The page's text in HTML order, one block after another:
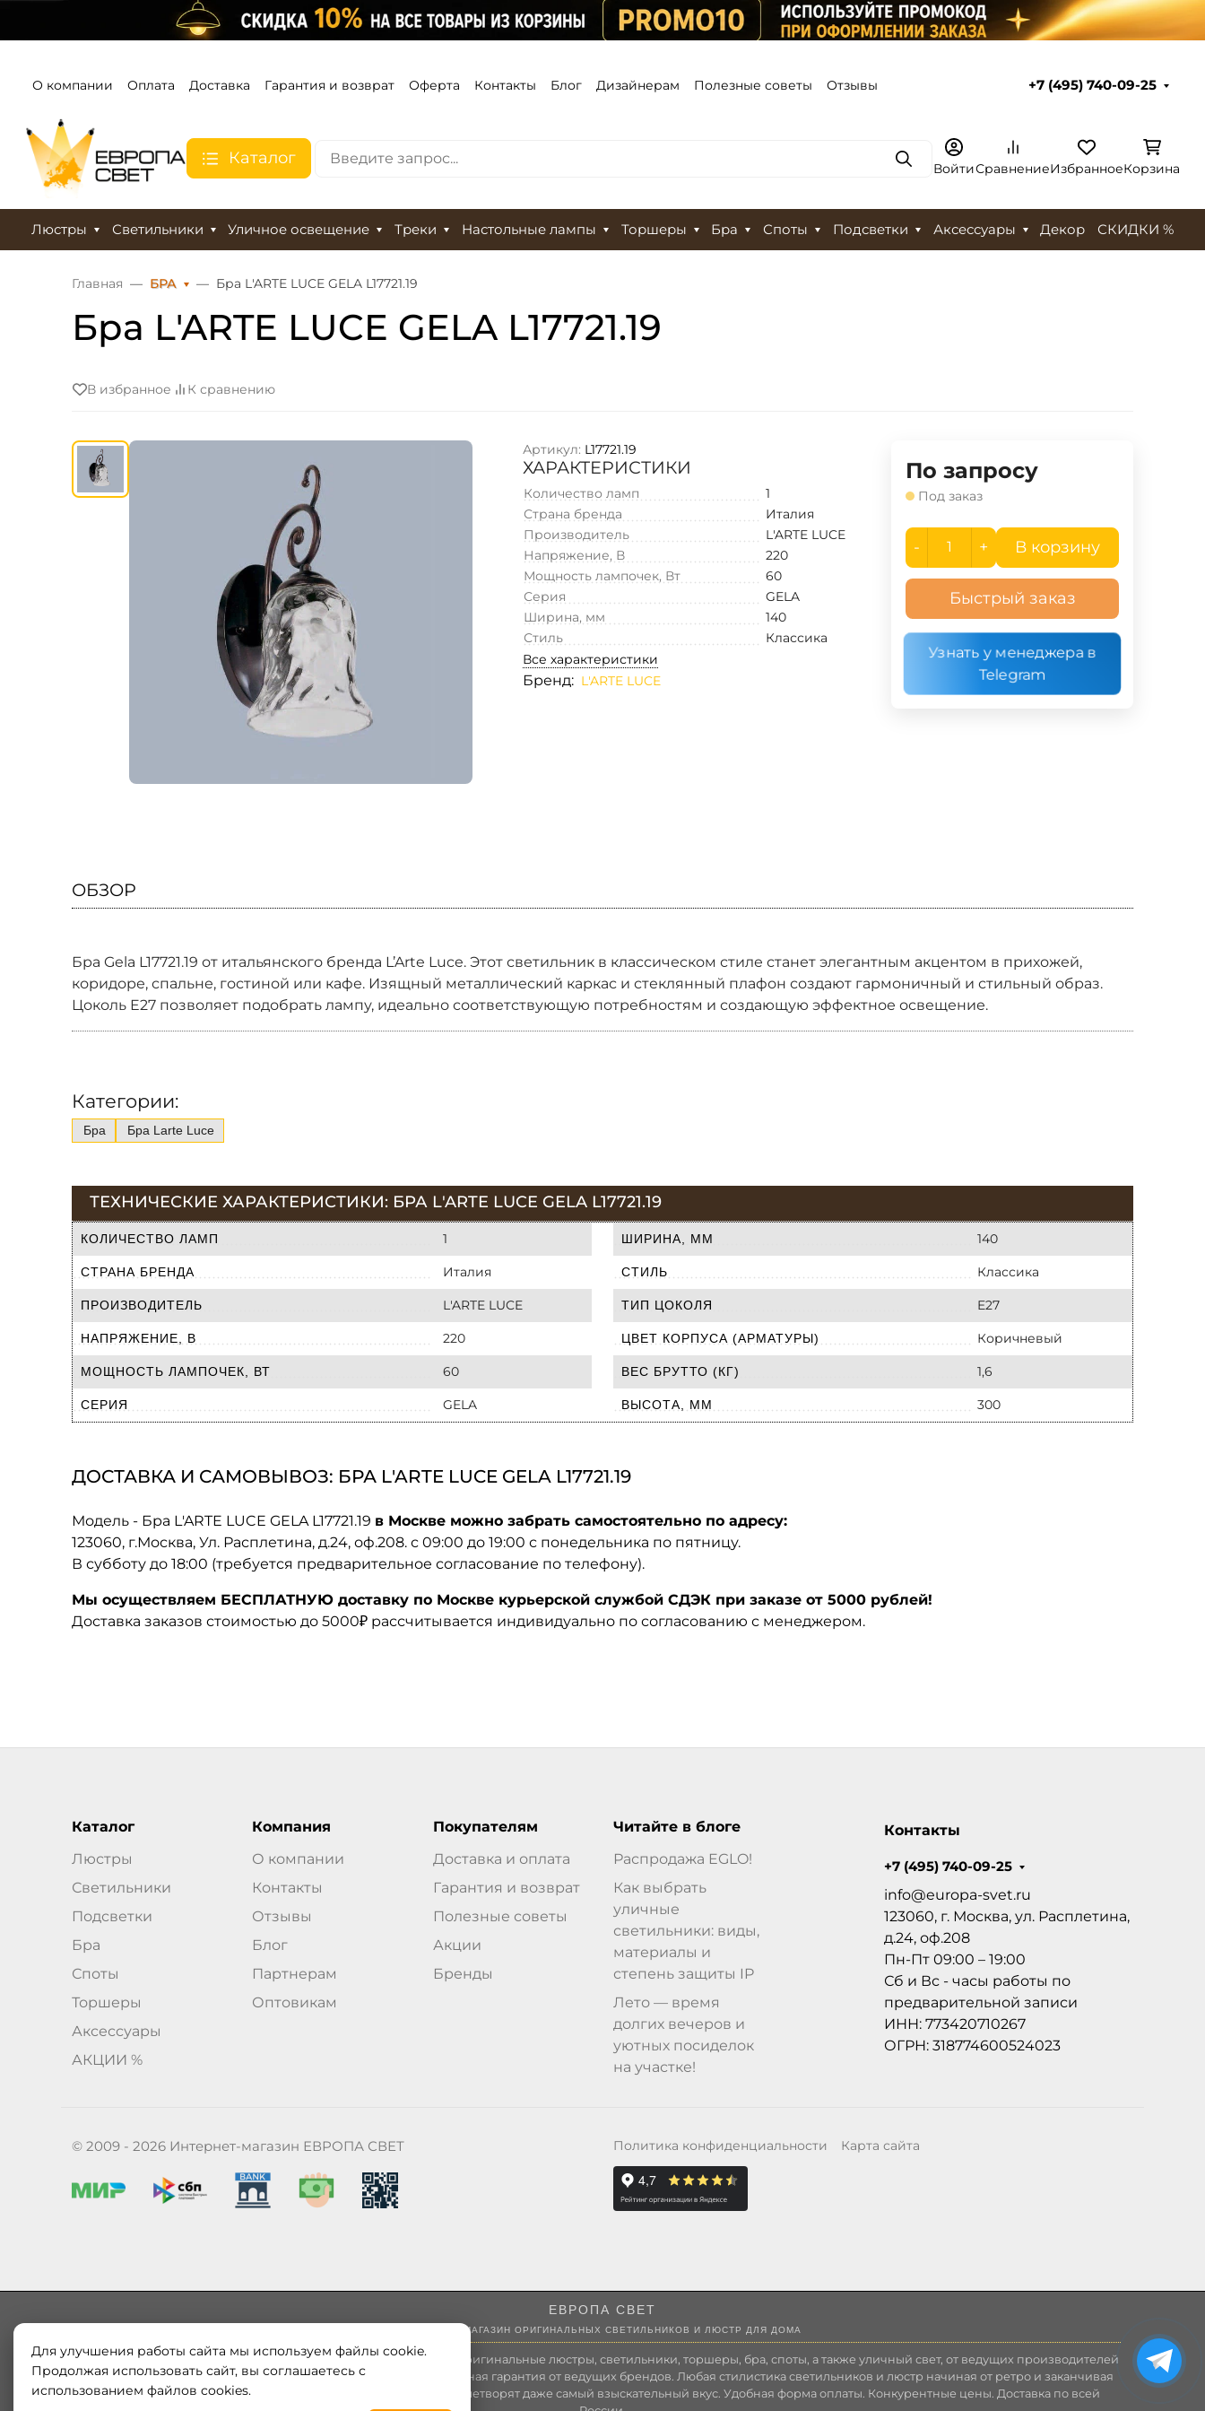
О компании Оплата Доставка Гарантия и возврат Оферта Контакты Блог Дизайнерам Полезные советы Отзывы +7 (495) 740-09-25
Каталог ПоискВойтиСравнениеИзбранноеКорзина
Люстры Светильники Уличное освещение Треки Настольные лампы Торшеры Бра Споты Подсветки Аксессуары Декор СКИДКИ %
Главная БРА Бра L'ARTE LUCE GELA L17721.19
Бра L'ARTE LUCE GELA L17721.19
В избранное К сравнению
Артикул: L17721.19
ХАРАКТЕРИСТИКИ
Количество ламп
1
Страна бренда
Италия
Производитель
L'ARTE LUCE
Напряжение, В
220
Мощность лампочек, Вт
60
Серия
GELA
Ширина, мм
140
Стиль
Классика
Все характеристики
Бренд: L'ARTE LUCE
По запросу
Под заказ
- + В корзину
Быстрый заказ
Узнать у менеджера в
Telegram
ОБЗОР
Бра Gela L17721.19 от итальянского бренда L’Arte Luce. Этот светильник в классическом стиле станет элегантным акцентом в прихожей,
коридоре, спальне, гостиной или кафе. Изящный металлический каркас и стеклянный плафон создают гармоничный и стильный образ.
Цоколь E27 позволяет подобрать лампу, идеально соответствующую потребностям и создающую эффектное освещение.
Категории:
Бра Бра Larte Luce
ТЕХНИЧЕСКИЕ ХАРАКТЕРИСТИКИ: БРА L'ARTE LUCE GELA L17721.19
КОЛИЧЕСТВО ЛАМП 1
СТРАНА БРЕНДА Италия
ПРОИЗВОДИТЕЛЬ L'ARTE LUCE
НАПРЯЖЕНИЕ, В 220
МОЩНОСТЬ ЛАМПОЧЕК, ВТ 60
СЕРИЯ GELA
ШИРИНА, ММ 140
СТИЛЬ Классика
ТИП ЦОКОЛЯ E27
ЦВЕТ КОРПУСА (АРМАТУРЫ) Коричневый
ВЕС БРУТТО (КГ) 1,6
ВЫСОТА, ММ 300
ДОСТАВКА И САМОВЫВОЗ: БРА L'ARTE LUCE GELA L17721.19
Модель - Бра L'ARTE LUCE GELA L17721.19 в Москве можно забрать самостоятельно по адресу:
123060, г.Москва, Ул. Расплетина, д.24, оф.208. с 09:00 до 19:00 с понедельника по пятницу.
В субботу до 18:00 (требуется предварительное согласование по телефону).
Мы осуществляем БЕСПЛАТНУЮ доставку по Москве курьерской службой СДЭК при заказе от 5000 рублей!
Доставка заказов стоимостью до 5000₽ рассчитывается индивидуально по согласованию с менеджером.
Каталог
Люстры
Светильники
Подсветки
Бра
Споты
Торшеры
Аксессуары
АКЦИИ %
Компания
О компании
Контакты
Отзывы
Блог
Партнерам
Оптовикам
Покупателям
Доставка и оплата
Гарантия и возврат
Полезные советы
Акции
Бренды
Читайте в блоге
Распродажа EGLO!
Как выбрать
уличные
светильники: виды,
материалы и
степень защиты IP
Лето — время
долгих вечеров и
уютных посиделок
на участке!
Контакты
+7 (495) 740-09-25
info@europa-svet.ru
123060, г. Москва, ул. Расплетина,
д.24, оф.208
Пн-Пт 09:00 – 19:00
Сб и Вс - часы работы по
предварительной записи
ИНН: 773420710267
ОГРН: 318774600524023
© 2009 - 2026 Интернет-магазин ЕВРОПА СВЕТ Политика конфиденциальности Карта сайта
ЕВРОПА СВЕТ
ИНТЕРНЕТ-МАГАЗИН ОРИГИНАЛЬНЫХ СВЕТИЛЬНИКОВ И ЛЮСТР ДЛЯ ДОМА
Наш магазин «ЕВРОПА СВЕТ» поставляет и продает в России оригинальные люстры, светильники, торшеры, бра, споты, а также уличный свет, от ведущих производителей
Европы и России. Только оригинальная продукция. Полноценная гарантия от ведущих брендов. Любая стилистика светильников и люстр начиная от ретро и заканчивая
модерн от интернет-магазина europa-svet.ru позволит удовлетворят даже самый взыскательный вкус. Удобная форма оплаты. Конкурентные цены. Доставка по всей
Для улучшения работы сайта мы используем файлы cookie.
Продолжая использовать сайт, вы соглашаетесь с
использованием файлов cookies.